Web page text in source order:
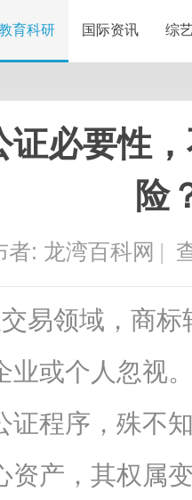
育科研 国际资讯 综
证必要性
险
者: 龙湾百科网 |
易领域，商
业或个人忽视
证程序，殊不
资产，其权属